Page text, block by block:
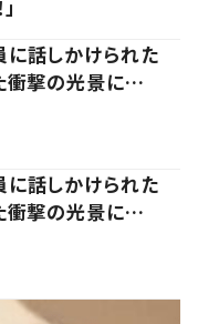
話しかけられた
衝撃の光景に…
話しかけられた
衝撃の光景に…